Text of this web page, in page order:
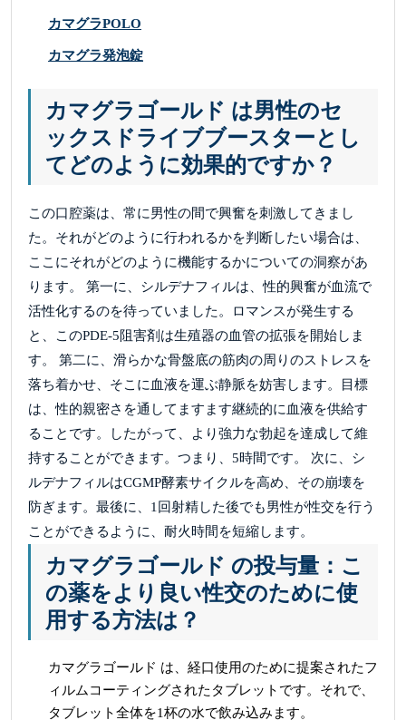
カマグラPOLO
カマグラ発泡錠
カマグラゴールド は男性のセ
ックスドライブブースターとし
てどのように効果的ですか？
この口腔薬は、常に男性の間で興奮を刺激してきまし
た。それがどのように行われるかを判断したい場合は、
ここにそれがどのように機能するかについての洞察があ
ります。 第一に、シルデナフィルは、性的興奮が血流で
活性化するのを待っていました。ロマンスが発生する
と、このPDE-5阻害剤は生殖器の血管の拡張を開始しま
す。 第二に、滑らかな骨盤底の筋肉の周りのストレスを
落ち着かせ、そこに血液を運ぶ静脈を妨害します。目標
は、性的親密さを通してますます継続的に血液を供給す
ることです。したがって、より強力な勃起を達成して維
持することができます。つまり、5時間です。 次に、シ
ルデナフィルはCGMP酵素サイクルを高め、その崩壊を
防ぎます。最後に、1回射精した後でも男性が性交を行う
ことができるように、耐火時間を短縮します。
カマグラゴールド の投与量：こ
の薬をより良い性交のために使
用する方法は？
カマグラゴールド は、経口使用のために提案されたフ
ィルムコーティングされたタブレットです。それで、
タブレット全体を1杯の水で飲み込みます。